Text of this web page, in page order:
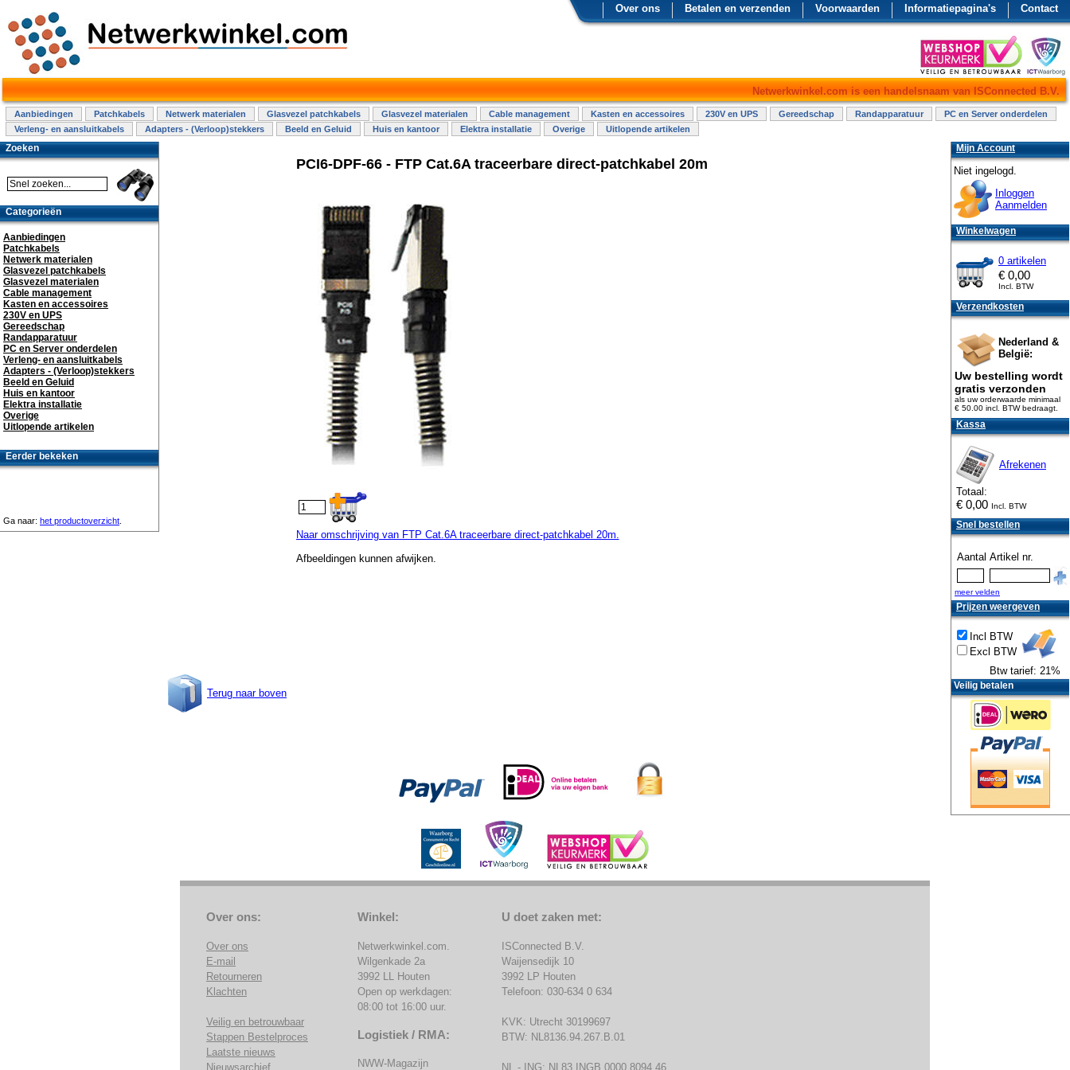
Contact
Informatiepagina's
Voorwaarden
Betalen en verzenden
Over ons
Netwerkwinkel.com is een handelsnaam van ISConnected B.V.
Aanbiedingen Patchkabels Netwerk materialen Glasvezel patchkabels Glasvezel materialen Cable management Kasten en accessoires 230V en UPS Gereedschap Randapparatuur
PC en Server onderdelen
Verleng- en aansluitkabels
Adapters - (Verloop)stekkers Beeld en Geluid Huis en kantoor Elektra installatie Overige Uitlopende artikelen
PCI6-DPF-66 - FTP Cat.6A traceerbare direct-patchkabel 20m
Naar omschrijving van FTP Cat.6A traceerbare direct-patchkabel 20m.
Afbeeldingen kunnen afwijken.
Terug naar boven
Zoeken
Categorieën
Aanbiedingen
Patchkabels
Netwerk materialen
Glasvezel patchkabels
Glasvezel materialen
Cable management
Kasten en accessoires
230V en UPS
Gereedschap
Randapparatuur
PC en Server onderdelen
Verleng- en aansluitkabels
Adapters - (Verloop)stekkers
Beeld en Geluid
Huis en kantoor
Elektra installatie
Overige
Uitlopende artikelen
Eerder bekeken
Ga naar: het productoverzicht
Mijn Account
Niet ingelogd.
Inloggen
Aanmelden
Winkelwagen
0 artikelen
€ 0,00
Incl. BTW
Verzendkosten
Nederland &
België:
Uw bestelling wordt
gratis verzonden
als uw orderwaarde minimaal
€ 50.00 incl. BTWbedraagt.
Kassa
Afrekenen
Totaal:
€ 0,00 Incl. BTW
Snel bestellen
Aantal Artikel nr.
meer velden
Prijzen weergeven
Incl BTW
Excl BTW
Btw tarief: 21%
Veilig betalen
Over ons:
Over ons
E-mail
Retourneren
Klachten
Veilig en betrouwbaar
Stappen Bestelproces
Laatste nieuws
Nieuwsarchief
Winkel:
Netwerkwinkel.com.
Wilgenkade 2a
3992 LL Houten
Open op werkdagen:
08:00 tot 16:00 uur.
Logistiek / RMA:
NWW-Magazijn
U doet zaken met:
ISConnected B.V.
Waijensedijk 10
3992 LP Houten
Telefoon: 030-634 0 634
KVK: Utrecht 30199697
BTW: NL8136.94.267.B.01
NL - ING: NL83 INGB 0000 8094 46